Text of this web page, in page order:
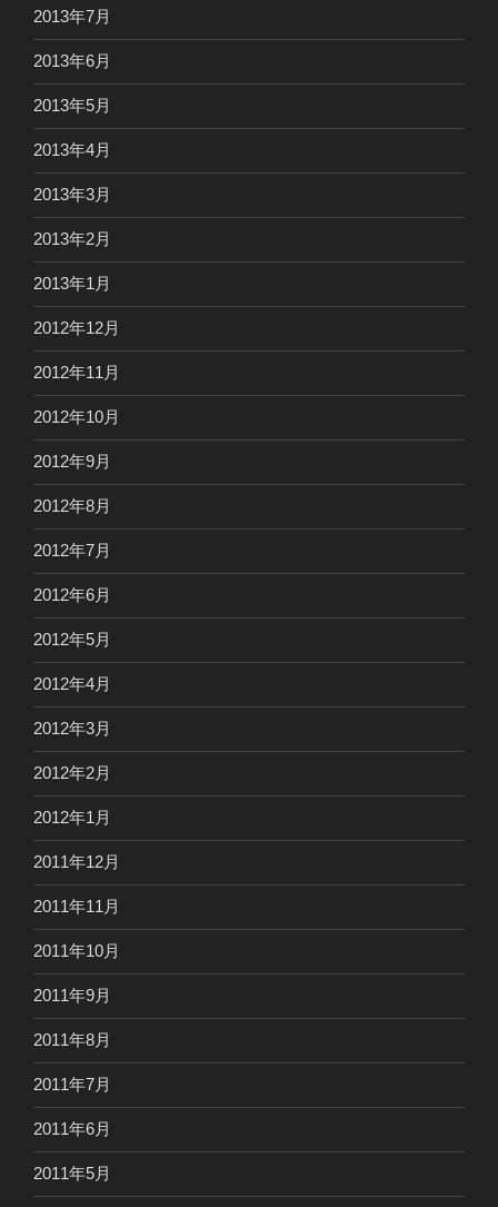
2013年7月
2013年6月
2013年5月
2013年4月
2013年3月
2013年2月
2013年1月
2012年12月
2012年11月
2012年10月
2012年9月
2012年8月
2012年7月
2012年6月
2012年5月
2012年4月
2012年3月
2012年2月
2012年1月
2011年12月
2011年11月
2011年10月
2011年9月
2011年8月
2011年7月
2011年6月
2011年5月